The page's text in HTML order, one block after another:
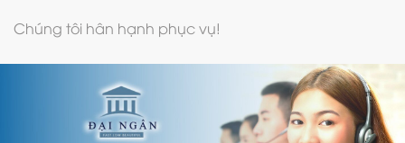
Chúng tôi hân hạnh phục vụ!